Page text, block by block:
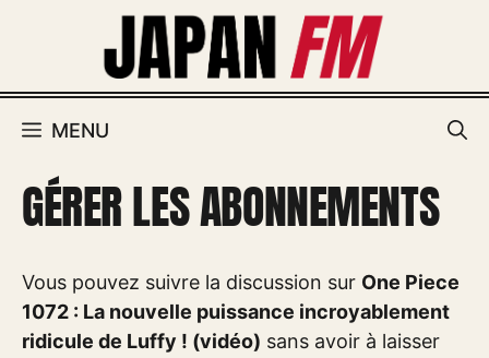
MENU
GÉRER LES ABONNEMENTS
Vous pouvez suivre la discussion sur One Piece
1072 : La nouvelle puissance incroyablement
ridicule de Luffy ! (vidéo) sans avoir à laisser